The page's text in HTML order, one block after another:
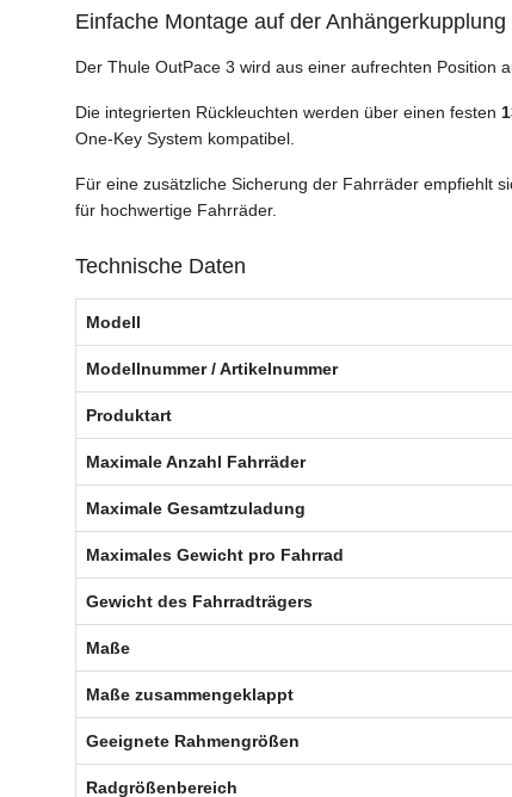
Einfache Montage auf der Anhängerkupplung
Der Thule OutPace 3 wird aus einer aufrechten Position
Die integrierten Rückleuchten werden über einen festen
One-Key System kompatibel.
Für eine zusätzliche Sicherung der Fahrräder empfiehlt
für hochwertige Fahrräder.
Technische Daten
Modell
Modellnummer / Artikelnummer
Produktart
Maximale Anzahl Fahrräder
Maximale Gesamtzuladung
Maximales Gewicht pro Fahrrad
Gewicht des Fahrradträgers
Maße
Maße zusammengeklappt
Geeignete Rahmengrößen
Radgrößenbereich